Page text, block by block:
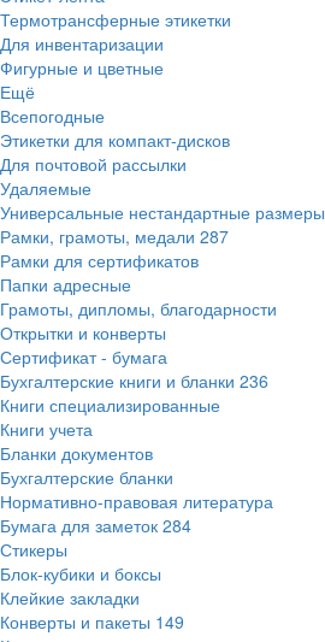
Термотрансферные этикетки
Для инвентаризации
Фигурные и цветные
Ещё
Всепогодные
Этикетки для компакт-дисков
Для почтовой рассылки
Удаляемые
Универсальные нестандартные размеры
Рамки, грамоты, медали 287
Рамки для сертификатов
Папки адресные
Грамоты, дипломы, благодарности
Открытки и конверты
Сертификат - бумага
Бухгалтерские книги и бланки 236
Книги специализированные
Книги учета
Бланки документов
Бухгалтерские бланки
Нормативно-правовая литература
Бумага для заметок 284
Стикеры
Блок-кубики и боксы
Клейкие закладки
Конверты и пакеты 149